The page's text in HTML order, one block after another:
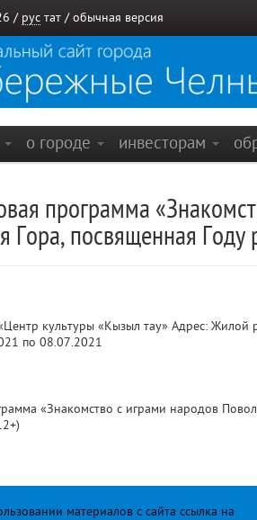
/ рус тат / обычная версия
о городе инвесторам
программа
Гора, посвященная
культуры «Кызыл тау» Адрес: Жилой
по 08.07.2021
«Знакомство с играми народов
материалов с сайта ссылка на